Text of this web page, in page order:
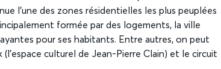
l’une des zones résidentielles les plus peuplées
formée par des logements, la ville
pour ses habitants. Entre autres, on peut
culturel de Jean-Pierre Clain) et le circuit